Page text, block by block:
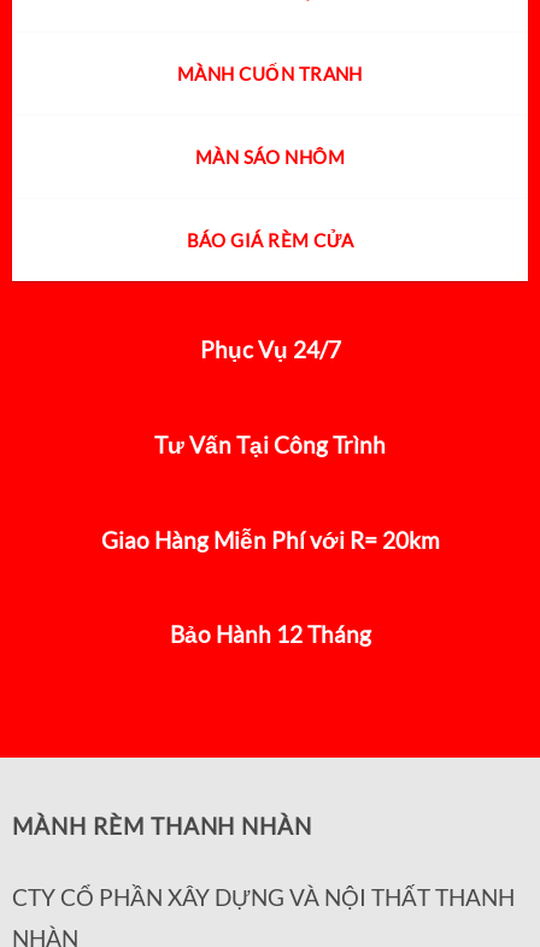
MÀNH CUỐN TRANH
MÀN SÁO NHÔM
BÁO GIÁ RÈM CỬA
Phục Vụ 24/7
Tư Vấn Tại Công Trình
Giao Hàng Miễn Phí với R= 20km
Bảo Hành 12 Tháng
MÀNH RÈM THANH NHÀN
CTY CỔ PHẦN XÂY DỰNG VÀ NỘI THẤT THANH
NHÀN